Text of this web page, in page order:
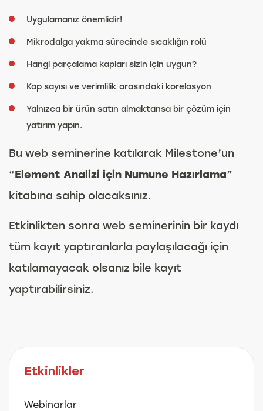
Uygulamanız önemlidir!
Mikrodalga yakma sürecinde sıcaklığın rolü
Hangi parçalama kapları sizin için uygun?
Kap sayısı ve verimlilik arasındaki korelasyon
Yalnızca bir ürün satın almaktansa bir çözüm için
yatırım yapın.
Bu web seminerine katılarak Milestone’un
“Element Analizi için Numune Hazırlama”
kitabına sahip olacaksınız.
Etkinlikten sonra web seminerinin bir kaydı
tüm kayıt yaptıranlarla paylaşılacağı için
katılamayacak olsanız bile kayıt
yaptırabilirsiniz.
Etkinlikler
Webinarlar